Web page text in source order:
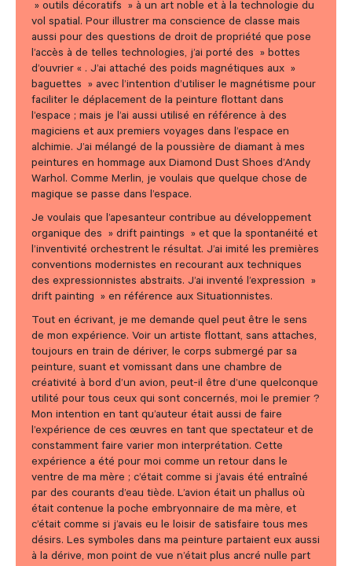
» outils décoratifs » à un art noble et à la technologie du
vol spatial. Pour illustrer ma conscience de classe mais
aussi pour des questions de droit de propriété que pose
l’accès à de telles technologies, j’ai porté des » bottes
d’ouvrier « . J’ai attaché des poids magnétiques aux »
baguettes » avec l’intention d’utiliser le magnétisme pour
faciliter le déplacement de la peinture flottant dans
l’espace ; mais je l’ai aussi utilisé en référence à des
magiciens et aux premiers voyages dans l’espace en
alchimie. J’ai mélangé de la poussière de diamant à mes
peintures en hommage aux Diamond Dust Shoes d’Andy
Warhol. Comme Merlin, je voulais que quelque chose de
magique se passe dans l’espace.
Je voulais que l’apesanteur contribue au développement
organique des » drift paintings » et que la spontanéité et
l’inventivité orchestrent le résultat. J’ai imité les premières
conventions modernistes en recourant aux techniques
des expressionnistes abstraits. J’ai inventé l’expression »
drift painting » en référence aux Situationnistes.
Tout en écrivant, je me demande quel peut être le sens
de mon expérience. Voir un artiste flottant, sans attaches,
toujours en train de dériver, le corps submergé par sa
peinture, suant et vomissant dans une chambre de
créativité à bord d’un avion, peut-il être d’une quelconque
utilité pour tous ceux qui sont concernés, moi le premier ?
Mon intention en tant qu’auteur était aussi de faire
l’expérience de ces œuvres en tant que spectateur et de
constamment faire varier mon interprétation. Cette
expérience a été pour moi comme un retour dans le
ventre de ma mère ; c’était comme si j’avais été entraîné
par des courants d’eau tiède. L’avion était un phallus où
était contenue la poche embryonnaire de ma mère, et
c’était comme si j’avais eu le loisir de satisfaire tous mes
désirs. Les symboles dans ma peinture partaient eux aussi
à la dérive, mon point de vue n’était plus ancré nulle part